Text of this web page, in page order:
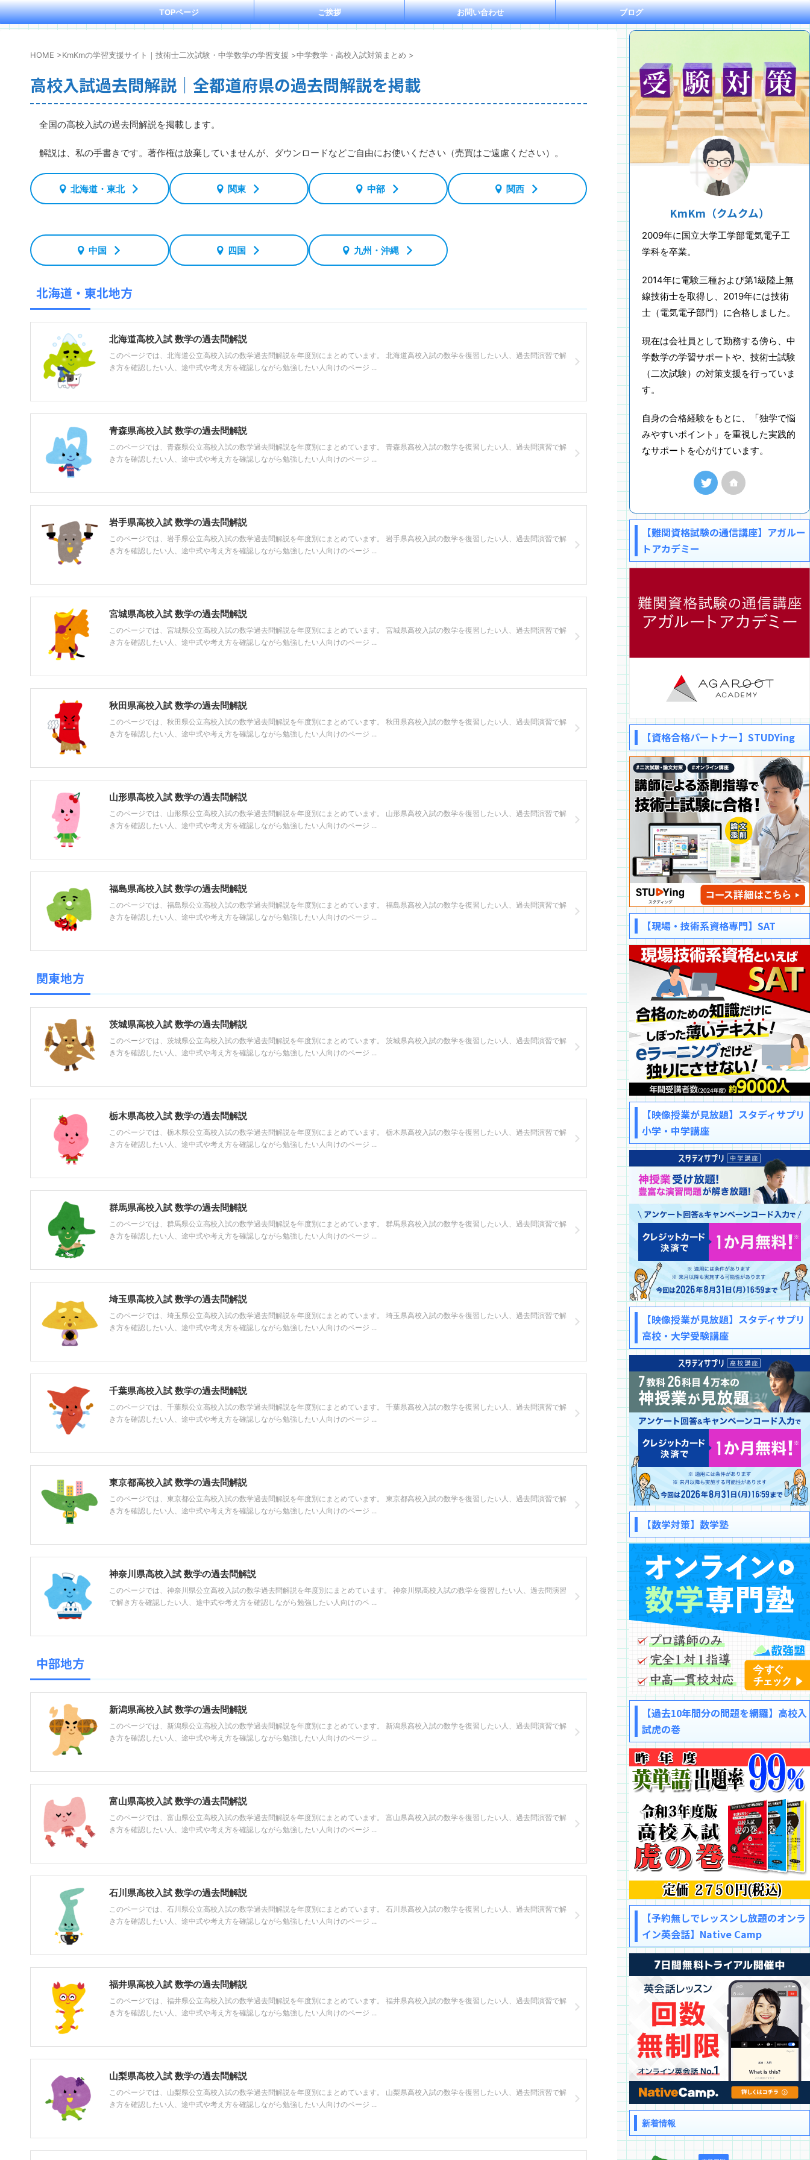
TOPページ ご挨拶 お問い合わせ ブログ
HOME >KmKmの学習支援サイト｜技術士二次試験・中学数学の学習支援 >中学数学・高校入試対策まとめ >
高校入試過去問解説｜全都道府県の過去問解説を掲載
全国の高校入試の過去問解説を掲載します。
解説は、私の手書きです。著作権は放棄していませんが、ダウンロードなどご自由にお使いください（売買はご遠慮ください）。
北海道・東北 関東 中部 関西
中国 四国 九州・沖縄
北海道・東北地方
北海道高校入試 数学の過去問解説
このページでは、北海道公立高校入試の数学過去問解説を年度別にまとめています。 北海道高校入試の数学を復習したい人、過去問演習で解
き方を確認したい人、途中式や考え方を確認しながら勉強したい人向けのページ ...
青森県高校入試 数学の過去問解説
このページでは、青森県公立高校入試の数学過去問解説を年度別にまとめています。 青森県高校入試の数学を復習したい人、過去問演習で解
き方を確認したい人、途中式や考え方を確認しながら勉強したい人向けのページ ...
岩手県高校入試 数学の過去問解説
このページでは、岩手県公立高校入試の数学過去問解説を年度別にまとめています。 岩手県高校入試の数学を復習したい人、過去問演習で解
き方を確認したい人、途中式や考え方を確認しながら勉強したい人向けのページ ...
宮城県高校入試 数学の過去問解説
このページでは、宮城県公立高校入試の数学過去問解説を年度別にまとめています。 宮城県高校入試の数学を復習したい人、過去問演習で解
き方を確認したい人、途中式や考え方を確認しながら勉強したい人向けのページ ...
秋田県高校入試 数学の過去問解説
このページでは、秋田県公立高校入試の数学過去問解説を年度別にまとめています。 秋田県高校入試の数学を復習したい人、過去問演習で解
き方を確認したい人、途中式や考え方を確認しながら勉強したい人向けのページ ...
山形県高校入試 数学の過去問解説
このページでは、山形県公立高校入試の数学過去問解説を年度別にまとめています。 山形県高校入試の数学を復習したい人、過去問演習で解
き方を確認したい人、途中式や考え方を確認しながら勉強したい人向けのページ ...
福島県高校入試 数学の過去問解説
このページでは、福島県公立高校入試の数学過去問解説を年度別にまとめています。 福島県高校入試の数学を復習したい人、過去問演習で解
き方を確認したい人、途中式や考え方を確認しながら勉強したい人向けのページ ...
関東地方
茨城県高校入試 数学の過去問解説
このページでは、茨城県公立高校入試の数学過去問解説を年度別にまとめています。 茨城県高校入試の数学を復習したい人、過去問演習で解
き方を確認したい人、途中式や考え方を確認しながら勉強したい人向けのページ ...
栃木県高校入試 数学の過去問解説
このページでは、栃木県公立高校入試の数学過去問解説を年度別にまとめています。 栃木県高校入試の数学を復習したい人、過去問演習で解
き方を確認したい人、途中式や考え方を確認しながら勉強したい人向けのページ ...
群馬県高校入試 数学の過去問解説
このページでは、群馬県公立高校入試の数学過去問解説を年度別にまとめています。 群馬県高校入試の数学を復習したい人、過去問演習で解
き方を確認したい人、途中式や考え方を確認しながら勉強したい人向けのページ ...
埼玉県高校入試 数学の過去問解説
このページでは、埼玉県公立高校入試の数学過去問解説を年度別にまとめています。 埼玉県高校入試の数学を復習したい人、過去問演習で解
き方を確認したい人、途中式や考え方を確認しながら勉強したい人向けのページ ...
千葉県高校入試 数学の過去問解説
このページでは、千葉県公立高校入試の数学過去問解説を年度別にまとめています。 千葉県高校入試の数学を復習したい人、過去問演習で解
き方を確認したい人、途中式や考え方を確認しながら勉強したい人向けのページ ...
東京都高校入試 数学の過去問解説
このページでは、東京都公立高校入試の数学過去問解説を年度別にまとめています。 東京都高校入試の数学を復習したい人、過去問演習で解
き方を確認したい人、途中式や考え方を確認しながら勉強したい人向けのページ ...
神奈川県高校入試 数学の過去問解説
このページでは、神奈川県公立高校入試の数学過去問解説を年度別にまとめています。 神奈川県高校入試の数学を復習したい人、過去問演習
で解き方を確認したい人、途中式や考え方を確認しながら勉強したい人向けのペ ...
中部地方
新潟県高校入試 数学の過去問解説
このページでは、新潟県公立高校入試の数学過去問解説を年度別にまとめています。 新潟県高校入試の数学を復習したい人、過去問演習で解
き方を確認したい人、途中式や考え方を確認しながら勉強したい人向けのページ ...
富山県高校入試 数学の過去問解説
このページでは、富山県公立高校入試の数学過去問解説を年度別にまとめています。 富山県高校入試の数学を復習したい人、過去問演習で解
き方を確認したい人、途中式や考え方を確認しながら勉強したい人向けのページ ...
石川県高校入試 数学の過去問解説
このページでは、石川県公立高校入試の数学過去問解説を年度別にまとめています。 石川県高校入試の数学を復習したい人、過去問演習で解
き方を確認したい人、途中式や考え方を確認しながら勉強したい人向けのページ ...
福井県高校入試 数学の過去問解説
このページでは、福井県公立高校入試の数学過去問解説を年度別にまとめています。 福井県高校入試の数学を復習したい人、過去問演習で解
き方を確認したい人、途中式や考え方を確認しながら勉強したい人向けのページ ...
山梨県高校入試 数学の過去問解説
このページでは、山梨県公立高校入試の数学過去問解説を年度別にまとめています。 山梨県高校入試の数学を復習したい人、過去問演習で解
き方を確認したい人、途中式や考え方を確認しながら勉強したい人向けのページ ...
KmKm（クムクム）
2009年に国立大学工学部電気電子工
学科を卒業。
2014年に電験三種および第1級陸上無
線技術士を取得し、2019年には技術
士（電気電子部門）に合格しました。
現在は会社員として勤務する傍ら、中
学数学の学習サポートや、技術士試験
（二次試験）の対策支援を行っていま
す。
自身の合格経験をもとに、「独学で悩
みやすいポイント」を重視した実践的
なサポートを心がけています。
【難関資格試験の通信講座】アガルー
トアカデミー
【資格合格パートナー】STUDYing
【現場・技術系資格専門】SAT
【映像授業が見放題】スタディサプリ
小学・中学講座
【映像授業が見放題】スタディサプリ
高校・大学受験講座
【数学対策】数学塾
【過去10年間分の問題を網羅】高校入
試虎の巻
【予約無しでレッスンし放題のオンラ
イン英会話】Native Camp
新着情報